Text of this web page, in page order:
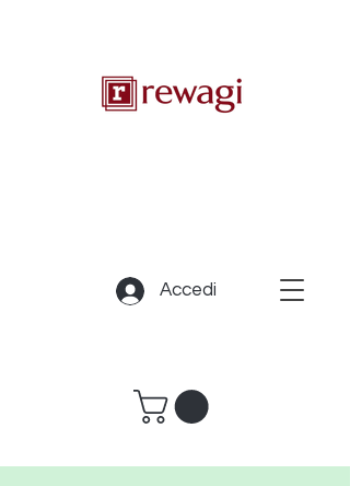
Accedi